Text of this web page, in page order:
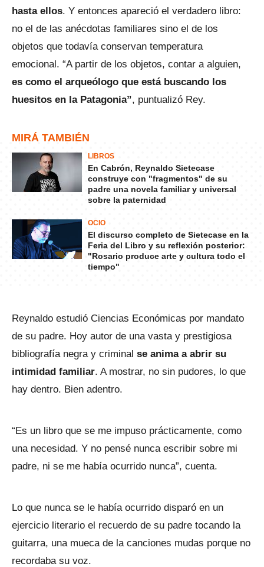
hasta ellos. Y entonces apareció el verdadero libro:
no el de las anécdotas familiares sino el de los
objetos que todavía conservan temperatura
emocional. “A partir de los objetos, contar a alguien,
es como el arqueólogo que está buscando los
huesitos en la Patagonia”, puntualizó Rey.
MIRÁ TAMBIÉN
LIBROS
En Cabrón, Reynaldo Sietecase
construye con "fragmentos" de su
padre una novela familiar y universal
sobre la paternidad
OCIO
El discurso completo de Sietecase en la
Feria del Libro y su reflexión posterior:
"Rosario produce arte y cultura todo el
tiempo"
Reynaldo estudió Ciencias Económicas por mandato
de su padre. Hoy autor de una vasta y prestigiosa
bibliografía negra y criminal se anima a abrir su
intimidad familiar. A mostrar, no sin pudores, lo que
hay dentro. Bien adentro.
“Es un libro que se me impuso prácticamente, como
una necesidad. Y no pensé nunca escribir sobre mi
padre, ni se me había ocurrido nunca”, cuenta.
Lo que nunca se le había ocurrido disparó en un
ejercicio literario el recuerdo de su padre tocando la
guitarra, una mueca de la canciones mudas porque no
recordaba su voz.